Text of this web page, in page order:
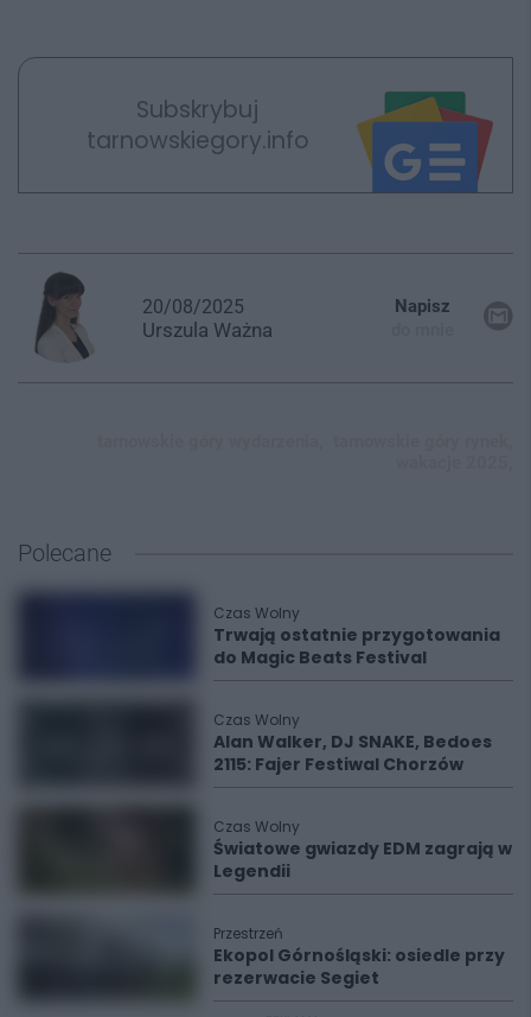
Subskrybuj
tarnowskiegory.info
20/08/2025
Urszula Ważna
Napisz
Polecane
Czas Wolny
Trwają ostatnie przygotowania
do Magic Beats Festival
Czas Wolny
Alan Walker, DJ SNAKE, Bedoes
2115: Fajer Festiwal Chorzów
Czas Wolny
Światowe gwiazdy EDM zagrają w
Legendii
Przestrzeń
Ekopol Górnośląski: osiedle przy
rezerwacie Segiet